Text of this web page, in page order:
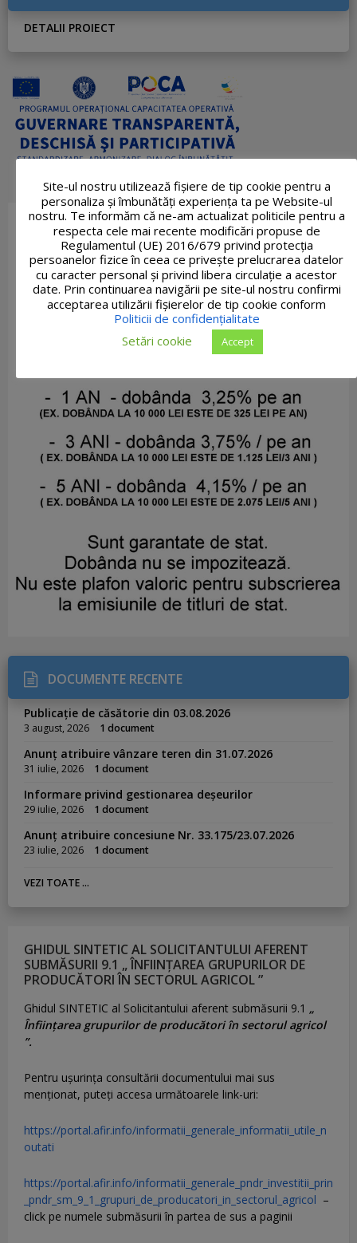
DETALII PROIECT
DOCUMENTE RECENTE
Publicație de căsătorie din 03.08.2026
3 august, 2026 1 document
Anunț atribuire vânzare teren din 31.07.2026
31 iulie, 2026 1 document
Informare privind gestionarea deșeurilor
29 iulie, 2026 1 document
Anunț atribuire concesiune Nr. 33.175/23.07.2026
23 iulie, 2026 1 document
VEZI TOATE ...
GHIDUL SINTETIC AL SOLICITANTULUI AFERENT
SUBMĂSURII 9.1 „ ÎNFIINȚAREA GRUPURILOR DE
PRODUCĂTORI ÎN SECTORUL AGRICOL ”
Ghidul SINTETIC al Solicitantului aferent submăsurii 9.1 „
Înființarea grupurilor de producători în sectorul agricol
”.
Pentru uşurinţa consultării documentului mai sus
menţionat, puteţi accesa următoarele link-uri:
https://portal.afir.info/informatii_generale_informatii_utile_n
outati
https://portal.afir.info/informatii_generale_pndr_investitii_prin
_pndr_sm_9_1_grupuri_de_producatori_in_sectorul_agricol –
click pe numele submăsurii în partea de sus a paginii
Site-ul nostru utilizează fişiere de tip cookie pentru a
personaliza și îmbunătăți experiența ta pe Website-ul
nostru. Te informăm că ne-am actualizat politicile pentru a
respecta cele mai recente modificări propuse de
Regulamentul (UE) 2016/679 privind protecția
persoanelor fizice în ceea ce privește prelucrarea datelor
cu caracter personal și privind libera circulație a acestor
date. Prin continuarea navigării pe site-ul nostru confirmi
acceptarea utilizării fişierelor de tip cookie conform
Politicii de confidențialitate
Setări cookie
Accept